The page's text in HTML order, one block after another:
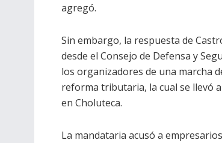
agregó.
Sin embargo, la respuesta de
desde el Consejo de Defensa y
los organizadores de una marcha
reforma tributaria, la cual se llevó
en Choluteca.
La mandataria acusó a